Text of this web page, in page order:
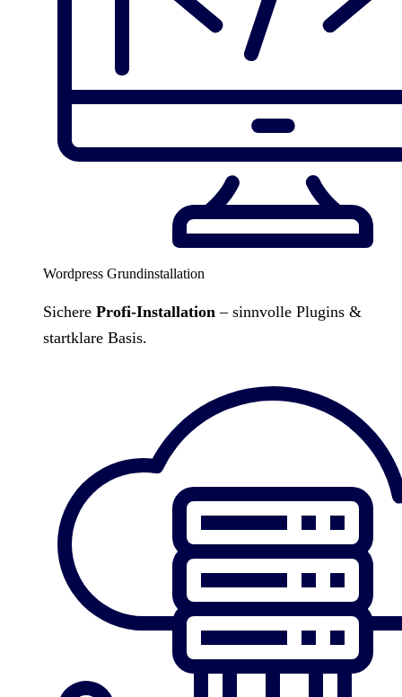
Wordpress Grundinstallation
Sichere Profi-Installation – sinnvolle Plugins &
startklare Basis.